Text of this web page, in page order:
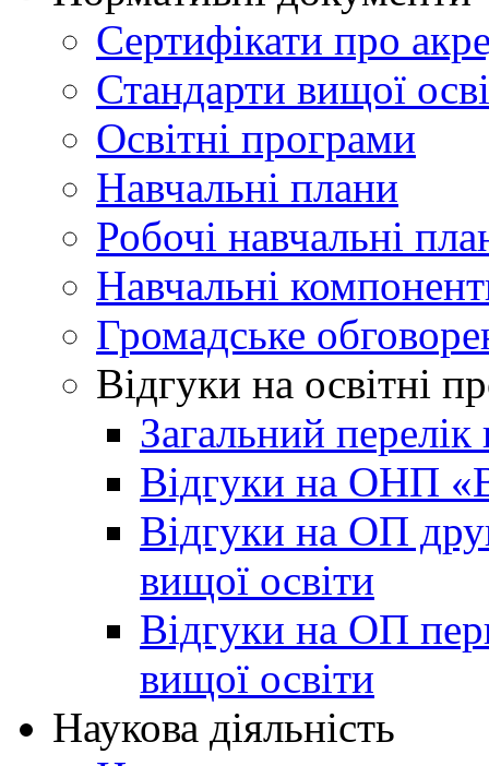
Сертифікати про
Стандарти вищої
Освітні програми
Навчальні плани
Робочі навчальні
Навчальні
Громадське
Відгуки на освітні
Загальний перелік
Відгуки на ОНП
Відгуки на ОП
вищої освіти
Відгуки на ОП
вищої освіти
Наукова діяльність